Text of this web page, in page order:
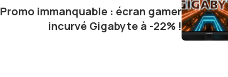
Promo immanquable : écran gamer
incurvé Gigabyte à -22% !